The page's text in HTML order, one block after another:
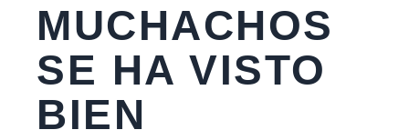
MUCHACHOS
SE HA VISTO
BIEN